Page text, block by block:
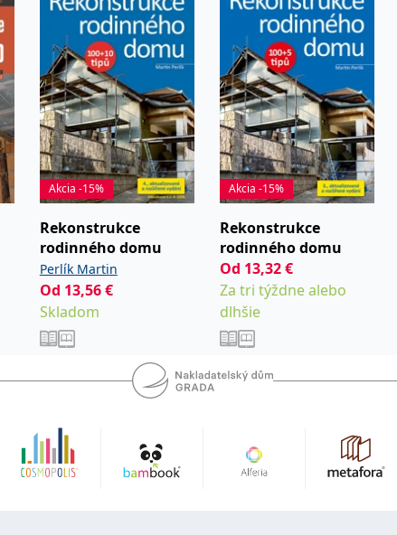
v
V
prof.
1986.
zpráv a
M.
Akcia -15%
Rekonstrukce
rodinného domu
Perlík Martin
Od 13,56€
Skladom
Akcia -15%
Rekonstrukce
rodinného domu
Perlík Martin
Od 13,32€
Za tri týždne alebo
dlhšie